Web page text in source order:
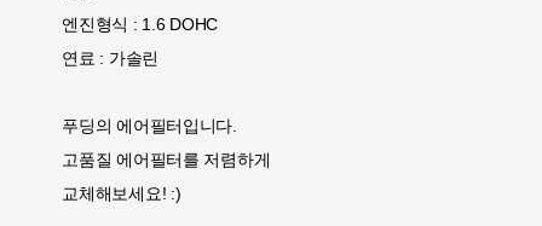
엔진형식 : 1.6 DOHC
연료 : 가솔린
푸딩의 에어필터입니다.
고품질 에어필터를 저렴하게
교체해보세요! :)